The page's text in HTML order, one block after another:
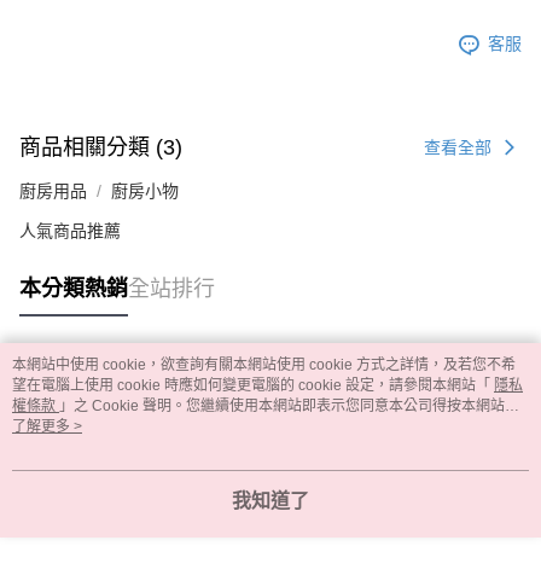
客服
商品相關分類 (3) 查看全部
廚房用品 廚房小物
人氣商品推薦
本分類熱銷全站排行
熱門標籤
本網站中使用 cookie，欲查詢有關本網站使用 cookie 方式之詳情，及若您不希
望在電腦上使用 cookie 時應如何變更電腦的 cookie 設定，請參閱本網站「 隱私
權條款 」之 Cookie 聲明。您繼續使用本網站即表示您同意本公司得按本網站使
用條款之 Cookie 聲明使用 cookie。
了解更多 >
我知道了